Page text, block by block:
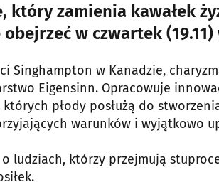
który zamienia kawałek
w czwartek
Singhampton w Kanadzie,
Eigensinn. Opracowuje
płody posłużą do
warunków i wyjątkowo
ludziach, którzy przejmują